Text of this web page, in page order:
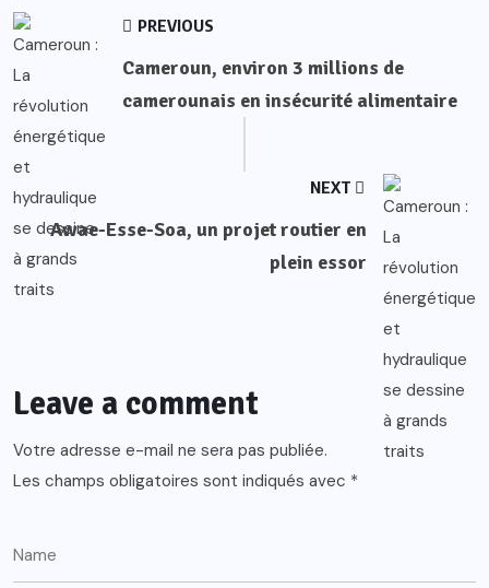
PREVIOUS
Cameroun, environ 3 millions de
camerounais en insécurité alimentaire
NEXT
Awae-Esse-Soa, un projet routier en
plein essor
Leave a comment
Votre adresse e-mail ne sera pas publiée.
Les champs obligatoires sont indiqués avec *